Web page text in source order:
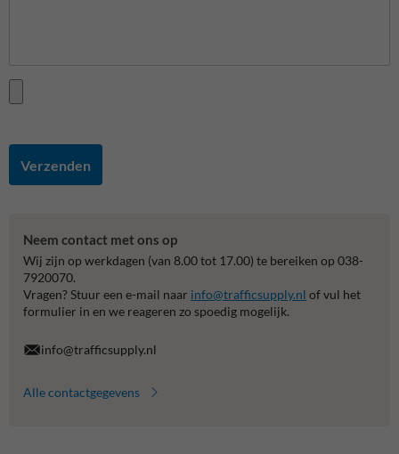
Verzenden
Neem contact met ons op
Wij zijn op werkdagen (van 8.00 tot 17.00) te bereiken op 038-
7920070.
Vragen? Stuur een e-mail naar info@trafficsupply.nl of vul het
formulier in en we reageren zo spoedig mogelijk.
info@trafficsupply.nl
Alle contactgegevens